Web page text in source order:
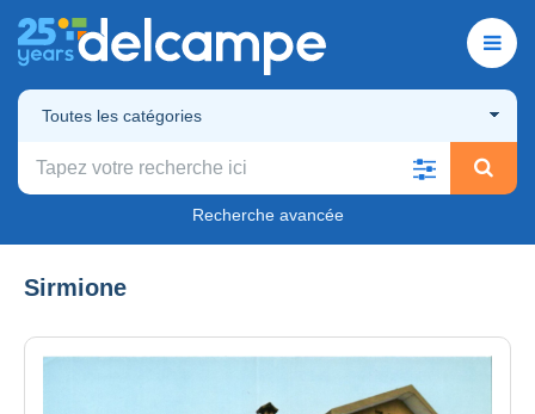
Toutes les catégories
Recherche avancée
Sirmione